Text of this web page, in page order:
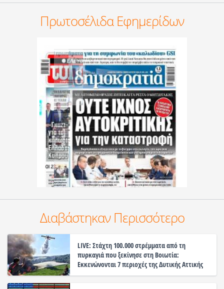
Πρωτοσέλιδα Εφημερίδων
Διαβάστηκαν Περισσότερο
LIVE: Στάχτη 100.000 στρέμματα από τη
πυρκαγιά που ξεκίνησε στη Βοιωτία:
Εκκενώνονται 7 περιοχές της Δυτικής Αττικής